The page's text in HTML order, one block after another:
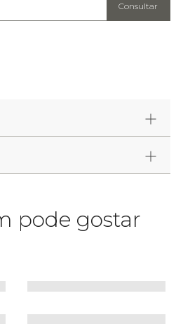
Consultar
pode gostar